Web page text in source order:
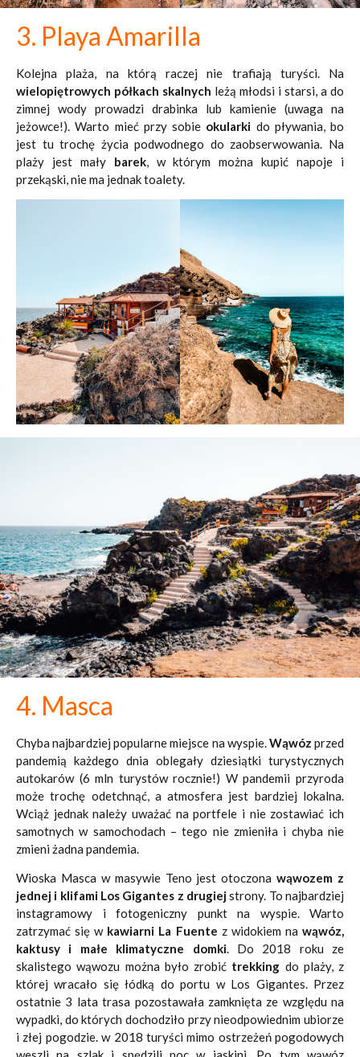
3. Playa Amarilla
Kolejna plaża, na którą raczej nie trafiają turyści. Na
wielopiętrowych półkach skalnych leżą młodsi i starsi, a do
zimnej wody prowadzi drabinka lub kamienie (uwaga na
jeżowce!). Warto mieć przy sobie okularki do pływania, bo
jest tu trochę życia podwodnego do zaobserwowania. Na
plaży jest mały barek, w którym można kupić napoje i
przekąski, nie ma jednak toalety.
4. Masca
Chyba najbardziej popularne miejsce na wyspie. Wąwóz przed
pandemią każdego dnia oblegały dziesiątki turystycznych
autokarów (6 mln turystów rocznie!) W pandemii przyroda
może trochę odetchnąć, a atmosfera jest bardziej lokalna.
Wciąż jednak należy uważać na portfele i nie zostawiać ich
samotnych w samochodach – tego nie zmieniła i chyba nie
zmieni żadna pandemia.
Wioska Masca w masywie Teno jest otoczonawąwozem z
jednej i klifami Los Gigantes z drugiejstrony. To najbardziej
instagramowy i fotogeniczny punkt na wyspie. Warto
zatrzymać się w kawiarni La Fuente z widokiem nawąwóz,
kaktusy i małe klimatyczne domki. Do 2018 roku ze
skalistego wąwozu można było zrobić trekking do plaży, z
której wracało się łódką do portu w Los Gigantes. Przez
ostatnie 3 lata trasa pozostawała zamknięta ze względu na
wypadki, do których dochodziło przy nieodpowiednim ubiorze
i złej pogodzie. w 2018 turyści mimo ostrzeżeń pogodowych